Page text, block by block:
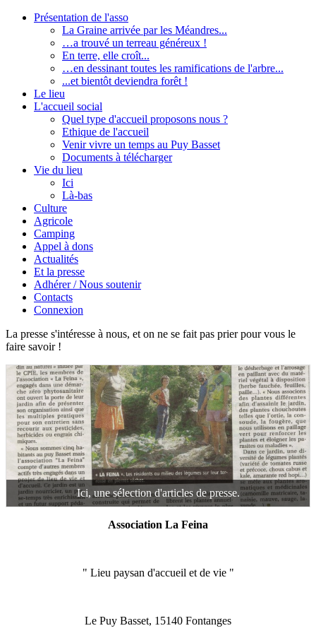
Présentation de l'asso
La Graine arrivée par les Méandres...
…a trouvé un terreau généreux !
En terre, elle croît...
…en dessinant toutes les ramifications de l'arbre...
...et bientôt deviendra forêt !
Le lieu
L'accueil social
Quel type d'accueil proposons nous ?
Ethique de l'accueil
Venir vivre un temps au Puy Basset
Documents à télécharger
Vie du lieu
Ici
Là-bas
Culture
Agricole
Camping
Appel à dons
Actualités
Et la presse
Adhérer / Nous soutenir
Contacts
Connexion
La presse s'intéresse à nous, et on ne se fait pas prier pour vous le
faire savoir !
Ici, une sélection d'articles de presse.
Association La Feina
" Lieu paysan d'accueil et de vie "
Le Puy Basset, 15140 Fontanges